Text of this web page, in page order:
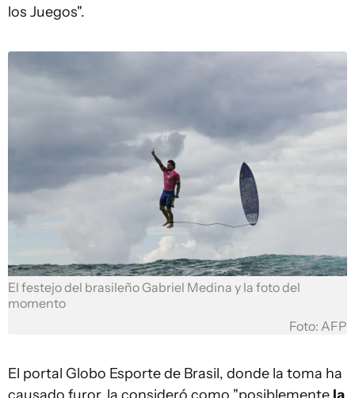
los Juegos".
El festejo del brasileño Gabriel Medina y la foto del
momento
Foto: AFP
El portal Globo Esporte de Brasil, donde la toma ha